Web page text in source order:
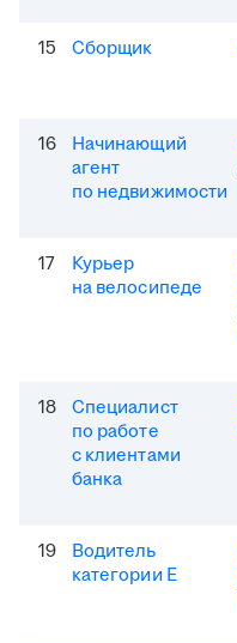
15 Сборщик
16
Начинающий
агент
по недвижимости
17
Курьер
на велосипеде
18
Специалист
по работе
с клиентами
банка
19
Водитель
категории Е